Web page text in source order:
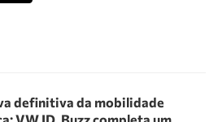
definitiva da mobilidade